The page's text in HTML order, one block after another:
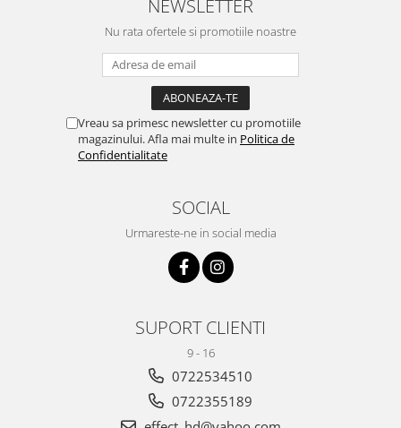
NEWSLETTER
Nu rata ofertele si promotiile noastre
Vreau sa primesc newsletter cu promotiile
magazinului. Afla mai multe in Politica de
Confidentialitate
SOCIAL
Urmareste-ne in social media
SUPORT CLIENTI
9 - 16
0722534510
0722355189